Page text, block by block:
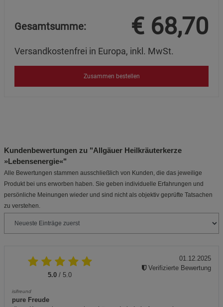
Gesamtsumme: € 68,70
Versandkostenfrei in Europa, inkl. MwSt.
Zusammen bestellen
Kundenbewertungen zu "Allgäuer Heilkräuterkerze
»Lebensenergie«"
Alle Bewertungen stammen ausschließlich von Kunden, die das jeweilige
Produkt bei uns erworben haben. Sie geben individuelle Erfahrungen und
persönliche Meinungen wieder und sind nicht als objektiv geprüfte Tatsachen
zu verstehen.
5.0 / 5.0
isifreund
pure Freude
01.12.2025
Verifizierte Bewertung